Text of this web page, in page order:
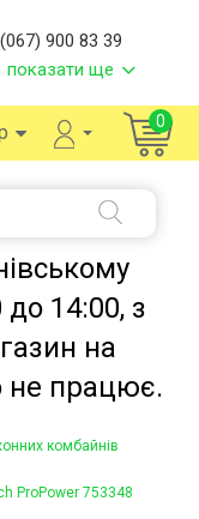
(067) 900 83 39
показати ще
0
14:00, з
на
не працює.
комбайнів
ProPower 753348